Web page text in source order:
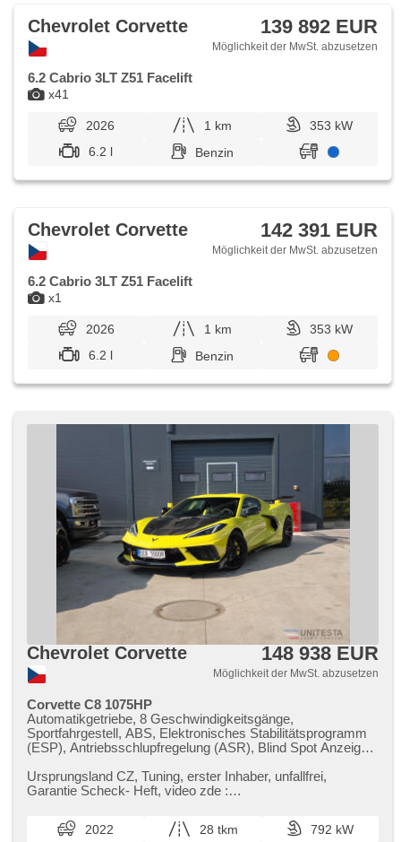
x41
Chevrolet Corvette 139 892 EUR
Möglichkeit der MwSt. abzusetzen
6.2 Cabrio 3LT Z51 Facelift
2026 1 km
353 kW
6.2 l
Benzin
x1
Chevrolet Corvette 142 391 EUR
Möglichkeit der MwSt. abzusetzen
6.2 Cabrio 3LT Z51 Facelift
2026 1 km
353 kW
6.2 l
Benzin
Chevrolet Corvette 148 938 EUR
Möglichkeit der MwSt. abzusetzen
Corvette C8 1075HP
Automatikgetriebe, 8 Geschwindigkeitsgänge,
Sportfahrgestell, ABS, Elektronisches Stabilitätsprogramm
(ESP), Antriebsschlupfregelung (ASR), Blind Spot Anzeige,
Steifheitsregelung, Servolenkung, 2-Zonen Klimaanlage,
Klimaautomatik, Tempomat, LED denní svícení, Alufelgen,
digitální přístrojový štít, volba jízdního režimu, elektronická
ruční brzda, Navigation, head-up display, parkovací senzory
Ursprungsland CZ,​ Tuning,​ erster Inhaber,​ unfallfrei,​
Garantie Scheck​- Heft,​ video zde :
2022 28 tkm
792 kW